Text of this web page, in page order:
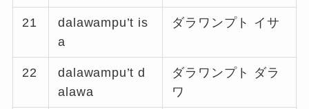
21
dalawampu’t is
a
ダラワンプト イサ
22
dalawampu’t d
alawa
ダラワンプト ダラ
ワ